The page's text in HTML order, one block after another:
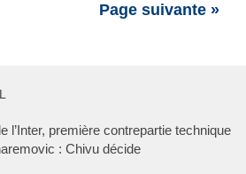
Page suivante »
l’Inter, première contrepartie technique
: Chivu décide